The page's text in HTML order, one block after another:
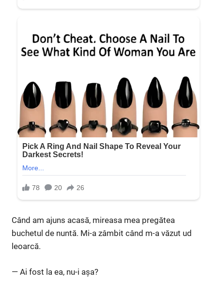
Când am ajuns acasă, mireasa mea pregătea
buchetul de nuntă. Mi-a zâmbit când m-a văzut ud
leoarcă.
— Ai fost la ea, nu-i așa?